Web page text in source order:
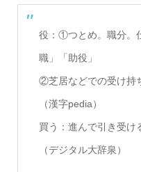
役：①つとめ。職分。
職」「助役」
②芝居などでの受け持
（漢字pedia）
買う：進んで引き受け
（デジタル大辞泉）